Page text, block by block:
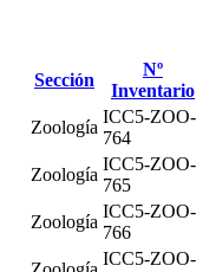
Sección
Nº
Inventario
Zoología
ICC5-ZOO-
764
Zoología
ICC5-ZOO-
765
Zoología
ICC5-ZOO-
766
ICC5-ZOO-